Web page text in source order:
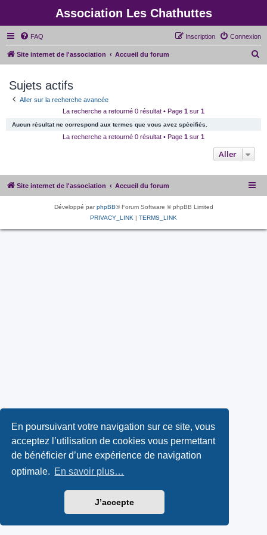
En poursuivant votre navigation sur ce site, vous
acceptez l’utilisation de cookies vous permettant
de bénéficier d’une expérience de navigation
optimale. En savoir plus…
J’accepte
Association Les Chathuttes
FAQ Connexion
Inscription
Site internet de l'association Accueil du forum
Sujets actifs
Aller sur la recherche avancée
La recherche a retourné 0 résultat • Page 1 sur 1
Aucun résultat ne correspond aux termes que vous avez spécifiés.
La recherche a retourné 0 résultat • Page 1 sur 1
Aller
Site internet de l'association Accueil du forum
Développé parphpBB® Forum Software © phpBB Limited
PRIVACY_LINK | TERMS_LINK